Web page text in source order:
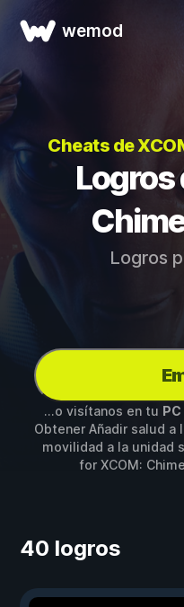
wemod
Cheats de
Logros
Logros
...o visítanos en tu PC
Obtener Añadir salud a
movilidad a la unidad
for XCOM:
40 logros